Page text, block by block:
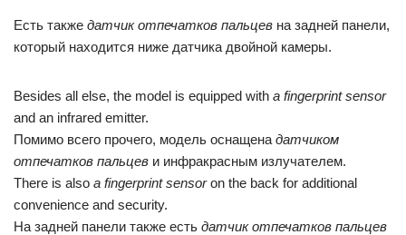
Есть также датчик отпечатков пальцев на задней панели,
который находится ниже датчика двойной камеры.
Besides all else, the model is equipped with a fingerprint sensor
and an infrared emitter.
Помимо всего прочего, модель оснащена датчиком
отпечатков пальцев и инфракрасным излучателем.
There is also a fingerprint sensoron the back for additional
convenience and security.
На задней панели также есть датчик отпечатков пальцев